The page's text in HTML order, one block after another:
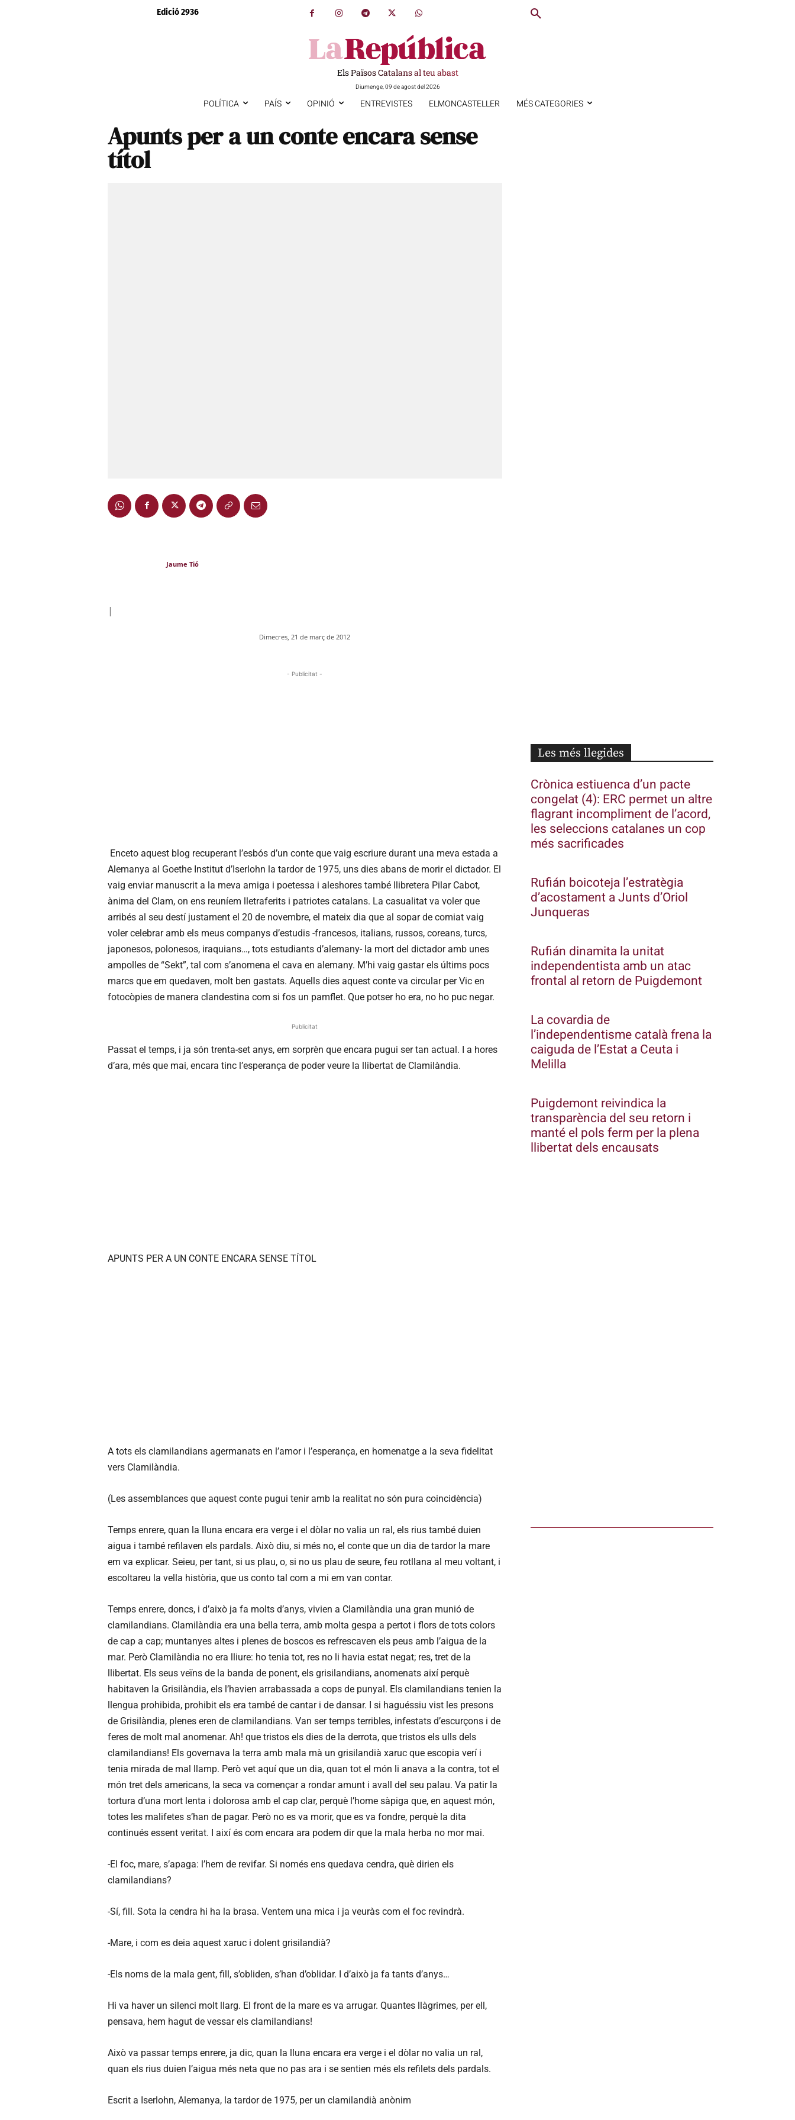
Edició 2936
Els Països Catalans al teu abast
Diumenge, 09 de agost del 2026
POLÍTICA PAÍS OPINIÓ ENTREVISTES ELMONCASTELLER MÉS CATEGORIES
Apunts per a un conte encara sense
títol
Jaume Tió
|
Dimecres, 21 de març de 2012
- Publicitat -
Enceto aquest blog recuperant l’esbós d’un conte que vaig escriure durant una meva estada a
Alemanya al Goethe Institut d’Iserlohn la tardor de 1975, uns dies abans de morir el dictador. El
vaig enviar manuscrit a la meva amiga i poetessa i aleshores també llibretera Pilar Cabot,
ànima del Clam, on ens reuníem lletraferits i patriotes catalans. La casualitat va voler que
arribés al seu destí justament el 20 de novembre, el mateix dia que al sopar de comiat vaig
voler celebrar amb els meus companys d’estudis -francesos, italians, russos, coreans, turcs,
japonesos, polonesos, iraquians…, tots estudiants d’alemany- la mort del dictador amb unes
ampolles de “Sekt”, tal com s’anomena el cava en alemany. M’hi vaig gastar els últims pocs
marcs que em quedaven, molt ben gastats. Aquells dies aquest conte va circular per Vic en
fotocòpies de manera clandestina com si fos un pamflet. Que potser ho era, no ho puc negar.
Publicitat
Passat el temps, i ja són trenta-set anys, em sorprèn que encara pugui ser tan actual. I a hores
d’ara, més que mai, encara tinc l’esperança de poder veure la llibertat de Clamilàndia.
APUNTS PER A UN CONTE ENCARA SENSE TÍTOL
A tots els clamilandians agermanats en l’amor i l’esperança, en homenatge a la seva fidelitat
vers Clamilàndia.
(Les assemblances que aquest conte pugui tenir amb la realitat no són pura coincidència)
Temps enrere, quan la lluna encara era verge i el dòlar no valia un ral, els rius també duien
aigua i també refilaven els pardals. Això diu, si més no, el conte que un dia de tardor la mare
em va explicar. Seieu, per tant, si us plau, o, si no us plau de seure, feu rotllana al meu voltant, i
escoltareu la vella història, que us conto tal com a mi em van contar.
Temps enrere, doncs, i d’això ja fa molts d’anys, vivien a Clamilàndia una gran munió de
clamilandians. Clamilàndia era una bella terra, amb molta gespa a pertot i flors de tots colors
de cap a cap; muntanyes altes i plenes de boscos es refrescaven els peus amb l’aigua de la
mar. Però Clamilàndia no era lliure: ho tenia tot, res no li havia estat negat; res, tret de la
llibertat. Els seus veïns de la banda de ponent, els grisilandians, anomenats així perquè
habitaven la Grisilàndia, els l’havien arrabassada a cops de punyal. Els clamilandians tenien la
llengua prohibida, prohibit els era també de cantar i de dansar. I si haguéssiu vist les presons
de Grisilàndia, plenes eren de clamilandians. Van ser temps terribles, infestats d’escurçons i de
feres de molt mal anomenar. Ah! que tristos els dies de la derrota, que tristos els ulls dels
clamilandians! Els governava la terra amb mala mà un grisilandià xaruc que escopia verí i
tenia mirada de mal llamp. Però vet aquí que un dia, quan tot el món li anava a la contra, tot el
món tret dels americans, la seca va començar a rondar amunt i avall del seu palau. Va patir la
tortura d’una mort lenta i dolorosa amb el cap clar, perquè l’home sàpiga que, en aquest món,
totes les malifetes s’han de pagar. Però no es va morir, que es va fondre, perquè la dita
continués essent veritat. I així és com encara ara podem dir que la mala herba no mor mai.
-El foc, mare, s’apaga: l’hem de revifar. Si només ens quedava cendra, què dirien els
clamilandians?
-Sí, fill. Sota la cendra hi ha la brasa. Ventem una mica i ja veuràs com el foc revindrà.
-Mare, i com es deia aquest xaruc i dolent grisilandià?
-Els noms de la mala gent, fill, s’obliden, s’han d’oblidar. I d’això ja fa tants d’anys…
Hi va haver un silenci molt llarg. El front de la mare es va arrugar. Quantes llàgrimes, per ell,
pensava, hem hagut de vessar els clamilandians!
Això va passar temps enrere, ja dic, quan la lluna encara era verge i el dòlar no valia un ral,
quan els rius duien l’aigua més neta que no pas ara i se sentien més els refilets dels pardals.
Escrit a Iserlohn, Alemanya, la tardor de 1975, per un clamilandià anònim
Les més llegides
Crònica estiuenca d’un pacte
congelat (4): ERC permet un altre
flagrant incompliment de l’acord,
les seleccions catalanes un cop
més sacrificades
Rufián boicoteja l’estratègia
d’acostament a Junts d’Oriol
Junqueras
Rufián dinamita la unitat
independentista amb un atac
frontal al retorn de Puigdemont
La covardia de
l’independentisme català frena la
caiguda de l’Estat a Ceuta i
Melilla
Puigdemont reivindica la
transparència del seu retorn i
manté el pols ferm per la plena
llibertat dels encausats